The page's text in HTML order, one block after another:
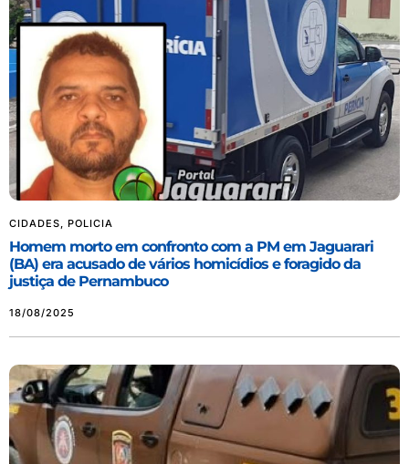
CIDADES POLICIA
Homem morto em confronto com a PM em Jaguarari
(BA) era acusado de vários homicídios e foragido da
justiça de Pernambuco
18/08/2025